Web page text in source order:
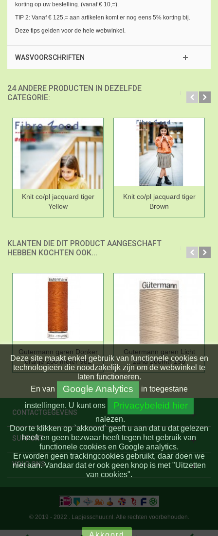
korting op uw bestelling. (vanaf € 10,=).
TIP 2: Vanaf € 125,= aan artikelen komt er nog eens 5% korting bij.
Deze tips gelden voor de hele webwinkel.
WASVOORSCHRIFTEN
24 ANDERE PRODUCTEN IN DEZELFDE
CATEGORIE:
Knit co/pl jacquard tiger
Yellow
Knit co/pl jacquard tiger
Brown
KLANTEN DIE DIT PRODUCT AANGESCHAFT
HEBBEN KOCHTEN OOK...
Gutermann garen Donker
oranje 200 meter 982
Gutermann garen Licht
zand 200mtr 198
CONTACTGEGEVENS
SUPPORT
VOLG ONS
Deze site maakt enkel gebruik van functionele cookies en
technologieën die noodzakelijk zijn om de webwinkel te
laten functioneren.
En van Google Analytics
in toegestane
instellingen. U kunt ons Privacybeleid hier
nalezen.
Door te klikken op `akkoord` geeft u aan dat u dat gelezen
heeft en geen bezwaar heeft tegen het gebruik van
functionele cookies en Google analytics.
Er worden geen trackingcookies gebruikt, daar doen we
niet aan. Vandaar dat er ook geen knop is met "Uitzetten
van cookies".
© 2019 - 2022 . Lapjesschuur.nl. Alle rechten voorbehouden.